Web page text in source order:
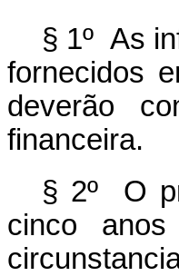
§ 1º As
fornecidos
deverão
financeira.
§ 2º O
cinco